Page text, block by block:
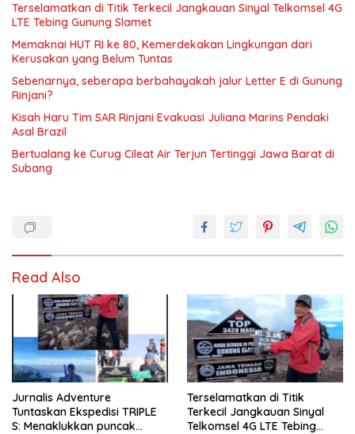
Terselamatkan di Titik Terkecil Jangkauan Sinyal Telkomsel 4G
LTE Tebing Gunung Slamet
Memaknai HUT RI ke 80, Kemerdekakan Lingkungan dari
Kerusakan yang Belum Tuntas
Sebenarnya, seberapa berbahayakah jalur Letter E di Gunung
Rinjani?
Kisah Haru Tim SAR Rinjani Evakuasi Juliana Marins Pendaki
Asal Brazil
Bertualang ke Curug Cileat Air Terjun Tertinggi Jawa Barat di
Subang
Read Also
Jurnalis Adventure
Tuntaskan Ekspedisi TRIPLE
S: Menaklukkan puncak
Terselamatkan di Titik
Terkecil Jangkauan Sinyal
Telkomsel 4G LTE Tebing